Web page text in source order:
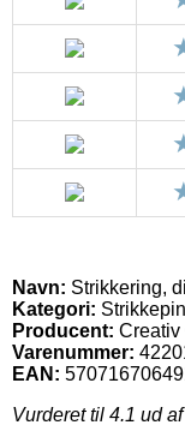
Navn: Strikkering,
Kategori:
Producent: Creativ
Varenummer:
EAN:
Vurderet til 4.1 ud